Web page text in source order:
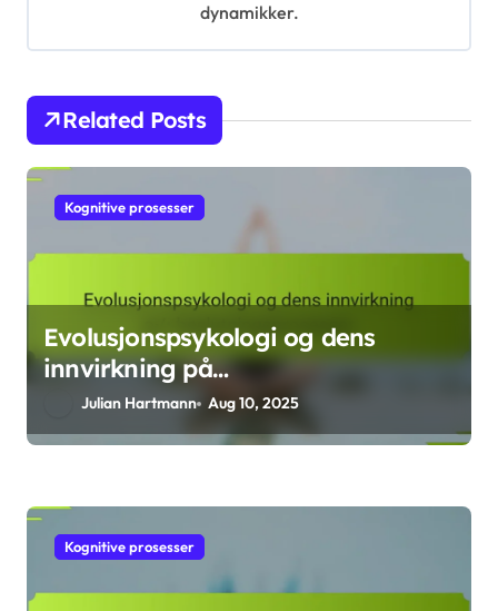
dynamikker.
Related Posts
Kognitive prosesser
Evolusjonspsykologi og dens
innvirkning på
beslutningsprosesser
Julian Hartmann Aug 10, 2025
Kognitive prosesser